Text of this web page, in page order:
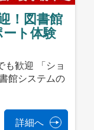
！図書館
ト体験
も歓迎 「ショ
館システムの
詳細へ